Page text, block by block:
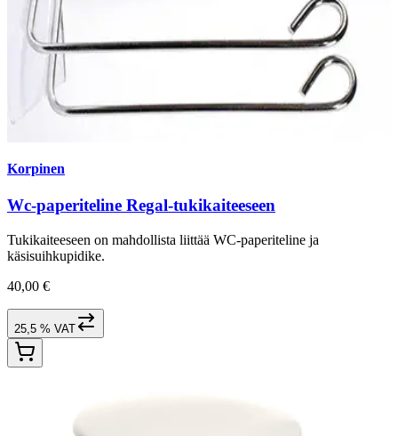
Korpinen
Wc-paperiteline Regal-tukikaiteeseen
Tukikaiteeseen on mahdollista liittää WC-paperiteline ja
käsisuihkupidike.
40,00 €
25,5 % VAT